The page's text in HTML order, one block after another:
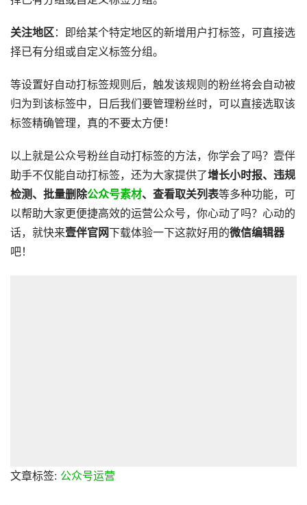
关注地区：即给某个特定地区的新增用户打标签，可直接选
择已有分组或自定义标签分组。
等设置好自动打标签规则后，触发该规则的粉丝将会自动被
归为到该标签中，日后我们要管理粉丝时，可以直接选取该
标签精确管理，真的不要太方便！
以上就是公众号粉丝自动打标签的方法，你学会了吗？壹伴
助手不仅能自动打标签，还为大家提供了增长小时报、违规
检测、批量删除公众号素材、查看取关列表等多种功能，可
以帮助大家更便捷高效的运营公众号，你心动了吗？心动的
话，就快来壹伴官网下载体验一下这款好用的微信编辑器
吧！
文章标签: 公众号运营